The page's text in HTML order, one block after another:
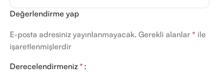
Değerlendirme yap
E-posta adresiniz yayınlanmayacak. Gerekli alanlar * ile
işaretlenmişlerdir
Derecelendirmeniz *